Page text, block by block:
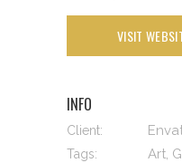
VISIT
INFO
Client:
Tags: Art,